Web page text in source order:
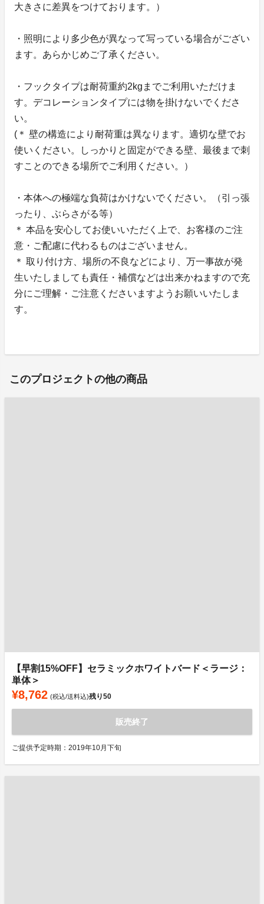
大きさに差異をつけております。）
・照明により多少色が異なって写っている場合がござい
ます。あらかじめご了承ください。
・フックタイプは耐荷重約2kgまでご利用いただけま
す。デコレーションタイプには物を掛けないでくださ
い。
(＊ 壁の構造により耐荷重は異なります。適切な壁でお
使いください。しっかりと固定ができる壁、最後まで刺
すことのできる場所でご利用ください。）
・本体への極端な負荷はかけないでください。（引っ張
ったり、ぶらさがる等）
＊ 本品を安心してお使いいただく上で、お客様のご注
意・ご配慮に代わるものはございません。
＊ 取り付け方、場所の不良などにより、万一事故が発
生いたしましても責任・補償などは出来かねますので充
分にご理解・ご注意くださいますようお願いいたしま
す。
このプロジェクトの他の商品
【早割15%OFF】セラミックホワイトバード＜ラージ：
単体＞
¥8,762 (税込/送料込)残り50
販売終了
ご提供予定時期：2019年10月下旬